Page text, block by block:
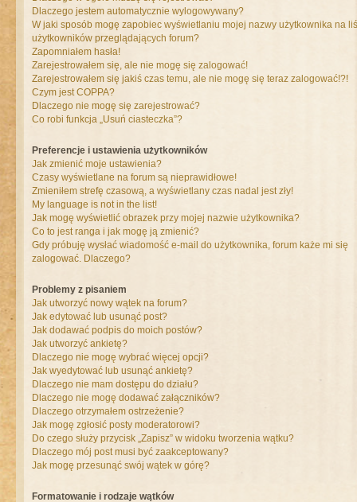
Dlaczego jestem automatycznie wylogowywany?
W jaki sposób mogę zapobiec wyświetlaniu mojej nazwy użytkownika na
użytkowników przeglądających forum?
Zapomniałem hasła!
Zarejestrowałem się, ale nie mogę się zalogować!
Zarejestrowałem się jakiś czas temu, ale nie mogę się teraz zalogować!?!
Czym jest COPPA?
Dlaczego nie mogę się zarejestrować?
Co robi funkcja „Usuń ciasteczka”?
Preferencje i ustawienia użytkowników
Jak zmienić moje ustawienia?
Czasy wyświetlane na forum są nieprawidłowe!
Zmieniłem strefę czasową, a wyświetlany czas nadal jest zły!
My language is not in the list!
Jak mogę wyświetlić obrazek przy mojej nazwie użytkownika?
Co to jest ranga i jak mogę ją zmienić?
Gdy próbuję wysłać wiadomość e-mail do użytkownika, forum każe mi się
zalogować. Dlaczego?
Problemy z pisaniem
Jak utworzyć nowy wątek na forum?
Jak edytować lub usunąć post?
Jak dodawać podpis do moich postów?
Jak utworzyć ankietę?
Dlaczego nie mogę wybrać więcej opcji?
Jak wyedytować lub usunąć ankietę?
Dlaczego nie mam dostępu do działu?
Dlaczego nie mogę dodawać załączników?
Dlaczego otrzymałem ostrzeżenie?
Jak mogę zgłosić posty moderatorowi?
Do czego służy przycisk „Zapisz” w widoku tworzenia wątku?
Dlaczego mój post musi być zaakceptowany?
Jak mogę przesunąć swój wątek w górę?
Formatowanie i rodzaje wątków